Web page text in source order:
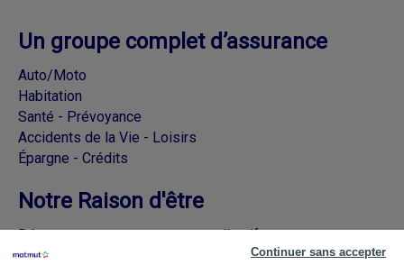
Un groupe complet d’assurance
Auto/Moto
Habitation
Santé - Prévoyance
Accidents de la Vie - Loisirs
Épargne - Crédits
Notre Raison d'être
Découvrez nos engagements collectifs
Continuer sans accepter